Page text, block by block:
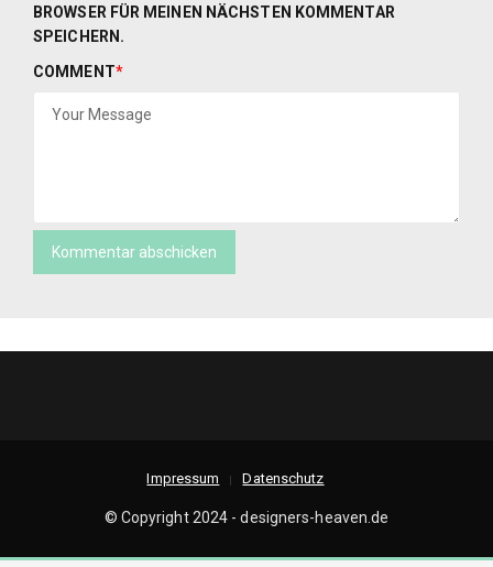
BROWSER FÜR MEINEN NÄCHSTEN KOMMENTAR
SPEICHERN.
COMMENT*
Impressum Datenschutz
© Copyright 2024 - designers-heaven.de